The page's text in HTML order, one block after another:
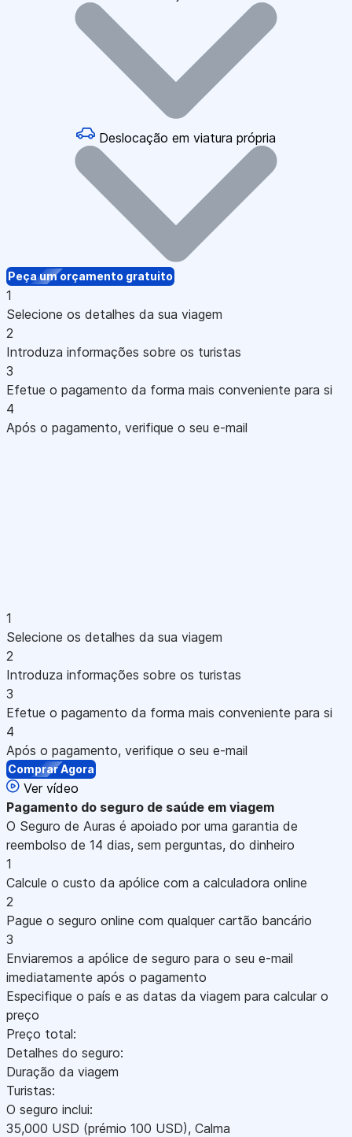
Deslocação em viatura própria
Peça um orçamento gratuito
1
Selecione os detalhes da sua viagem
2
Introduza informações sobre os turistas
3
Efetue o pagamento da forma mais conveniente para si
4
Após o pagamento, verifique o seu e-mail
1
Selecione os detalhes da sua viagem
2
Introduza informações sobre os turistas
3
Efetue o pagamento da forma mais conveniente para si
4
Após o pagamento, verifique o seu e-mail
Comprar Agora
Ver vídeo
Pagamento do seguro de saúde em viagem
O Seguro de Auras é apoiado por uma garantia de
reembolso de 14 dias, sem perguntas, do dinheiro
1
Calcule o custo da apólice com a calculadora online
2
Pague o seguro online com qualquer cartão bancário
3
Enviaremos a apólice de seguro para o seu e-mail
imediatamente após o pagamento
Especifique o país e as datas da viagem para calcular o
preço
Preço total:
Detalhes do seguro:
Duração da viagem
Turistas:
O seguro inclui:
35,000 USD (prémio 100 USD), Calma